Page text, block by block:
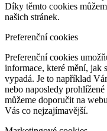
Díky těmto cookies
našich stránek.
Preferenční cookies
Preferenční cookies
informace, které mění, jak
vypadá. Je to například
nebo naposledy
můžeme doporučit na
Vás co nejzajímavější.